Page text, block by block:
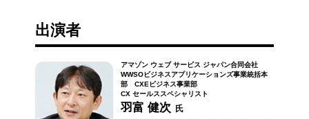
出演者
アマゾン ウェブ サービス ジャパン合同会社
WWSOビジネスアプリケーションズ事業統括本
部 CXEビジネス事業部
CX セールススペシャリスト
羽富 健次 氏